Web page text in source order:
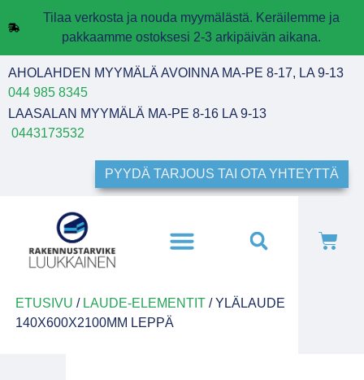
Tilaa verkosta ja nouda myymälästä. Keräilemme ja
pakkaamme ostoksesi 2-3 arkipäivän aikana.
AHOLAHDEN MYYMÄLÄ AVOINNA MA-PE 8-17, LA 9-13
044 985 8345
LAASALAN MYYMÄLÄ MA-PE 8-16 LA 9-13
0443173532
PYYDÄ TARJOUS TAI OTA YHTEYTTÄ
ETUSIVU / LAUDE-ELEMENTIT/ YLÄLAUDE
140X600X2100MM LEPPÄ